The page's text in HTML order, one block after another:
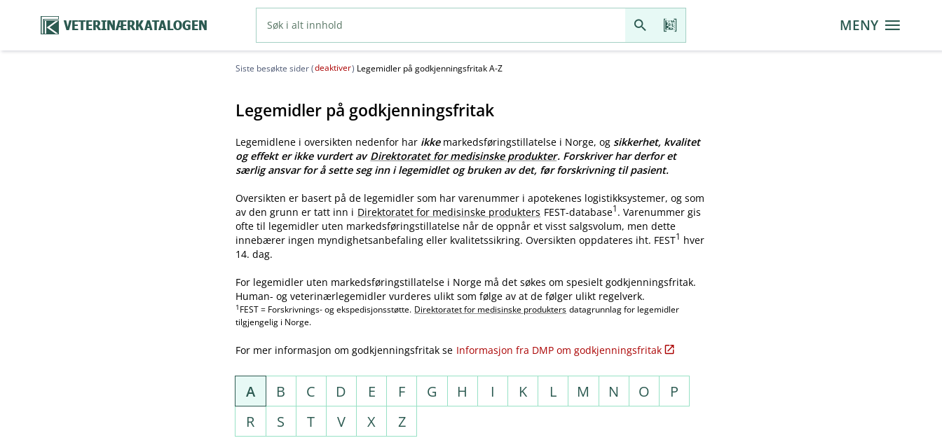
VETERINÆRKATALOGEN MENY
Siste besøkte sider (deaktiver) Legemidler på godkjenningsfritak A-Z
Legemidler på godkjenningsfritak
Legemidlene i oversikten nedenfor har ikkemarkedsføringstillatelse i Norge, og sikkerhet, kvalitet
og effekt er ikke vurdert av Direktoratet for medisinske produkter. Forskriver har derfor et
særlig ansvar for å sette seg inn i legemidlet og bruken av det, før forskrivning til pasient.
Oversikten er basert på de legemidler som har varenummer i apotekenes logistikksystemer, og som
av den grunn er tatt inn i Direktoratet for medisinske produkters FEST-database1. Varenummer gis
ofte til legemidler uten markedsføringstillatelse når de oppnår et visst salgsvolum, men dette
innebærer ingen myndighetsanbefaling eller kvalitetssikring. Oversikten oppdateres iht. FEST1 hver
14. dag.
For legemidler uten markedsføringstillatelse i Norge må det søkes om spesielt godkjenningsfritak.
Human- og veterinærlegemidler vurderes ulikt som følge av at de følger ulikt regelverk.
1 FEST = Forskrivnings- og ekspedisjonsstøtte. Direktoratet for medisinske produkters datagrunnlag for legemidler
tilgjengelig i Norge.
For mer informasjon om godkjenningsfritak se Informasjon fra DMP om godkjenningsfritak
A B C D E F G H I K L M N O
P
R
S T V X Z